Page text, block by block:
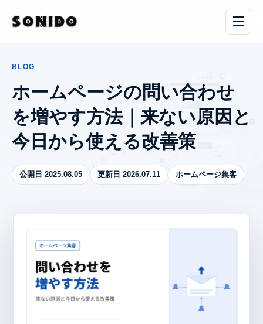
BLOG
ホームページの問い合わせ
を増やす方法｜来ない原因と
今日から使える改善策
公開日 2025.08.05 更新日 2026.07.11 ホームページ集客